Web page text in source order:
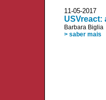
11-05-
USVreact:
Barbara Biglia
> saber mais